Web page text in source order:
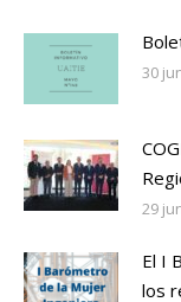
30
29
El I
los